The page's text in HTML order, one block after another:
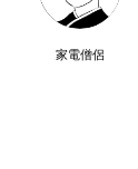
家電僧侶